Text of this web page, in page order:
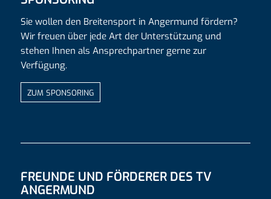
Sie wollen den Breitensport in Angermund fördern?
Wir freuen über jede Art der Unterstützung und
stehen Ihnen als Ansprechpartner gerne zur
Verfügung.
ZUM SPONSORING
FREUNDE UND FÖRDERER DES TV
ANGERMUND